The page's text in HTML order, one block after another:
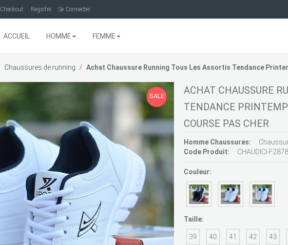
Checkout Registre Se Connecter
ACCUEIL HOMME FEMME
Chaussures de running Achat Chaussure Running Tous Les Assortis Tendance
SALE
ACHAT CHAUSSURE
TENDANCE
COURSE PAS CHER
Homme Chaussures:
Code Produit:
CHAUDICI-
Couleur:
Taille:
39 40 41 42 43